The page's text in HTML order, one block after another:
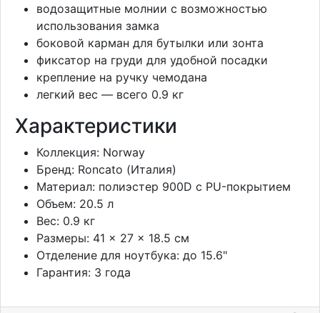
водозащитные молнии с возможностью
использования замка
боковой карман для бутылки или зонта
фиксатор на груди для удобной посадки
крепление на ручку чемодана
легкий вес — всего 0.9 кг
Характеристики
Коллекция: Norway
Бренд: Roncato (Италия)
Материал: полиэстер 900D с PU-покрытием
Объем: 20.5 л
Вес: 0.9 кг
Размеры: 41 × 27 × 18.5 см
Отделение для ноутбука: до 15.6"
Гарантия: 3 года